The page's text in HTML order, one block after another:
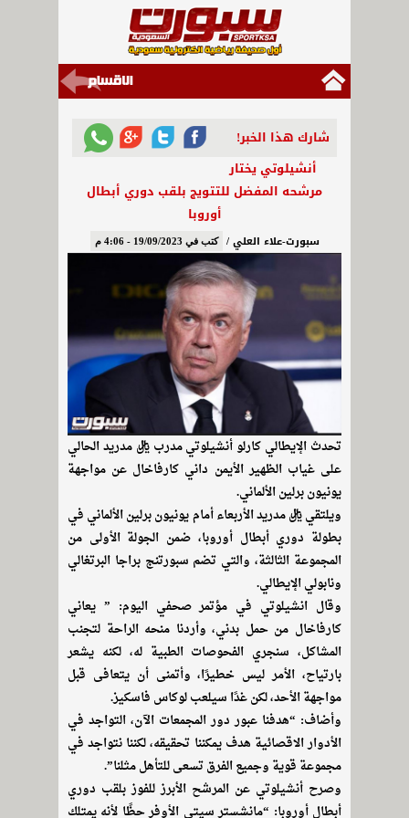
شارك هذا الخبر!
أنشيلوتي يختار
مرشحه المفضل للتتويج بلقب دوري أبطال
أوروبا
سبورت-علاء العلي / كتب في 19/09/2023 - 4:06 م
تحدث الإيطالي كارلو أنشيلوتي مدرب ريال مدريد الحالي
على غياب الظهير الأيمن داني كارفاخال عن مواجهة
يونيون برلين الألماني.
ويلتقي ريال مدريد الأربعاء أمام يونيون برلين الألماني في
بطولة دوري أبطال أوروبا، ضمن الجولة الأولى من
المجموعة الثالثة، والتي تضم سبورتنج براجا البرتغالي
ونابولي الإيطالي.
وقال انشيلوتي في مؤتمر صحفي اليوم: ” يعاني
كارفاخال من حمل بدني، وأردنا منحه الراحة لتجنب
المشاكل، سنجري الفحوصات الطبية له، لكنه يشعر
بارتياح، الأمر ليس خطيرًا، وأتمنى أن يتعافى قبل
مواجهة الأحد، لكن غدًا سيلعب لوكاس فاسكيز.
وأضاف: “هدفنا عبور دور المجمعات الآن، التواجد في
الأدوار الاقصائية هدف يمكننا تحقيقه، لكننا نتواجد في
مجموعة قوية وجميع الفرق تسعى للتأهل مثلنا”.
وصرح أنشيلوتي عن المرشح الأبرز للفوز بلقب دوري
أبطال أوروبا: “مانشستر سيتي الأوفر حظًا لأنه يمتلك